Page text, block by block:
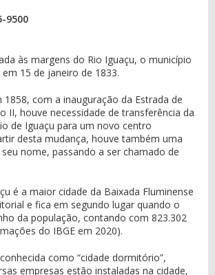
9500
às margens do Rio Iguaçu, o município
15 de janeiro de 1833.
1858, com a inauguração da Estrada de
II, houve necessidade de transferência da
de Iguaçu para um novo centro
desta mudança, houve também uma
nome, passando a ser chamado de
é a maior cidade da Baixada Fluminense
e fica em segundo lugar quando o
da população, contando com 823.302
do IBGE em 2020).
como “cidade dormitório”,
empresas estão instaladas na cidade,